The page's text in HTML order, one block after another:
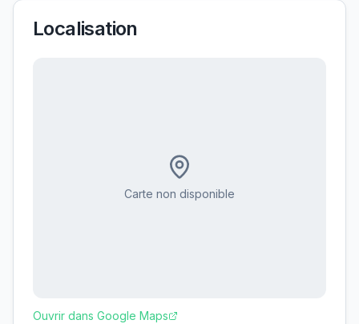
Localisation
Carte non disponible
Ouvrir dans Google Maps